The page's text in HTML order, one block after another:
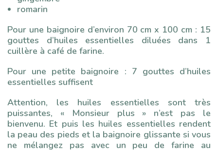
romarin
Pour une baignoire d’environ 70 cm x 100 cm : 15
gouttes d’huiles essentielles diluées dans 1
cuillère à café de farine.
Pour une petite baignoire : 7 gouttes d’huiles
essentielles suffisent
Attention, les huiles essentielles sont très
puissantes, « Monsieur plus » n’est pas le
bienvenu. Et puis les huiles essentielles rendent
la peau des pieds et la baignoire glissante si vous
ne mélangez pas avec un peu de farine au